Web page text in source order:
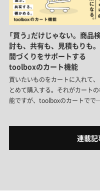
居場所。その舞台裏をご紹介しま
す。
「買う」だけじゃない。商品
討も、共有も、見積もりも
間づくりをサポートする
toolboxのカート機能
買いたいものをカートに入れて、
とめて購入する。それがカート
能ですが、toolboxのカートでで
プロのコミュニケーションまで
ート。空間づくりをスムーズに
連載記